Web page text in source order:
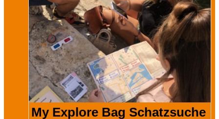
My Explore Bag Schatzsuche